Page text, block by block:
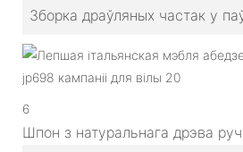
Зборка драўляных частак у
6
Шпон з натуральнага дрэва